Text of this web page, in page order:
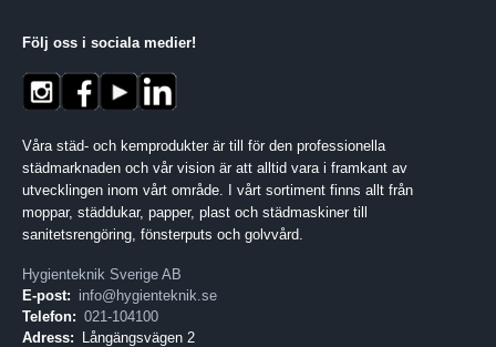
Följ oss i sociala medier!
Våra städ- och kemprodukter är till för den professionella
städmarknaden och vår vision är att alltid vara i framkant av
utvecklingen inom vårt område. I vårt sortiment finns allt från
moppar, städdukar, papper, plast och städmaskiner till
sanitetsrengöring, fönsterputs och golvvård.
Hygienteknik Sverige AB
E-post: info@hygienteknik.se
Telefon: 021-104100
Adress:
Långängsvägen 2